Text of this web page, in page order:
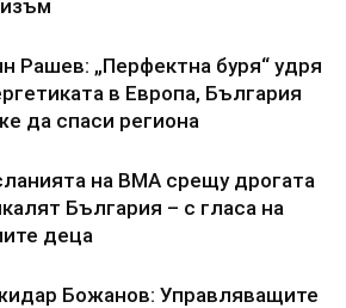
Рашев: „Перфектна буря“ удря
в Европа, България
да спаси региона
на ВМА срещу дрогата
България – с гласа на
деца
Божанов: Управляващите